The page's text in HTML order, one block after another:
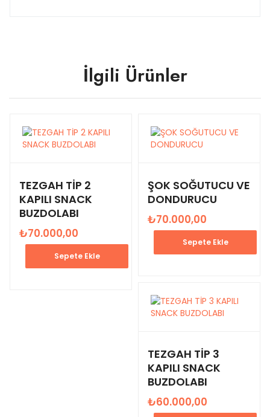
İlgili Ürünler
TEZGAH TİP 2
KAPILI SNACK
BUZDOLABI
₺70.000,00
Sepete Ekle
ŞOK SOĞUTUCU VE
DONDURUCU
₺70.000,00
Sepete Ekle
TEZGAH TİP 3
KAPILI SNACK
BUZDOLABI
₺60.000,00